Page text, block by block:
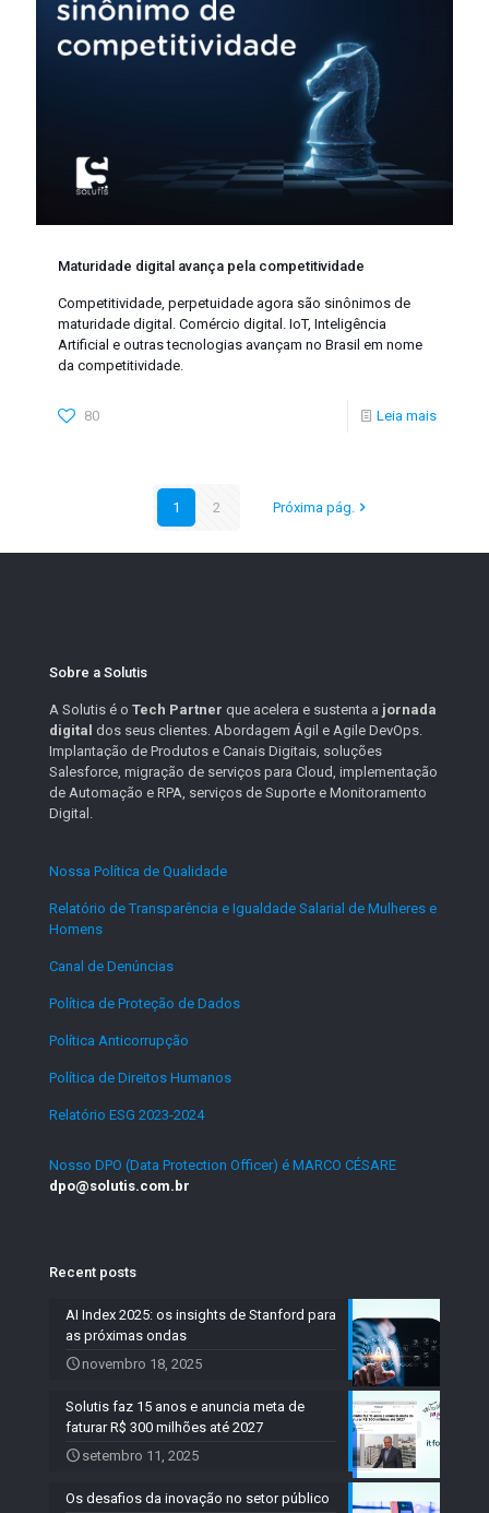
Maturidade digital avança pela competitividade
Competitividade, perpetuidade agora são sinônimos de
maturidade digital. Comércio digital. IoT, Inteligência
Artificial e outras tecnologias avançam no Brasil em nome
da competitividade.
80 Leia mais
1 2 Próxima pág.
Sobre a Solutis
A Solutis é o Tech Partner que acelera e sustenta a jornada
digital dos seus clientes. Abordagem Ágil e Agile DevOps.
Implantação de Produtos e Canais Digitais, soluções
Salesforce, migração de serviços para Cloud, implementação
de Automação e RPA, serviços de Suporte e Monitoramento
Digital.
Nossa Política de Qualidade
Relatório de Transparência e Igualdade Salarial de Mulheres e
Homens
Canal de Denúncias
Política de Proteção de Dados
Política Anticorrupção
Política de Direitos Humanos
Relatório ESG 2023-2024.
Nosso DPO (Data Protection Officer) é MARCO CÉSARE
dpo@solutis.com.br
Recent posts
AI Index 2025: os insights de Stanford para
as próximas ondas
novembro 18, 2025
Solutis faz 15 anos e anuncia meta de
faturar R$ 300 milhões até 2027
setembro 11, 2025
Os desafios da inovação no setor público